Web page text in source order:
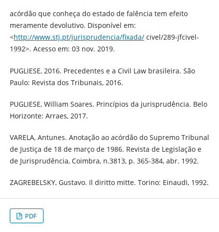
acórdão que conheça do estado de falência tem efeito
meramente devolutivo. Disponível em:
<http://www.stj.pt/jurisprudencia/fixada/civel/289-jfcivel-
1992>. Acesso em: 03 nov. 2019.
PUGLIESE, 2016. Precedentes e a Civil Law brasileira. São
Paulo: Revista dos Tribunais, 2016.
PUGLIESE, William Soares. Princípios da jurisprudência. Belo
Horizonte: Arraes, 2017.
VARELA, Antunes. Anotação ao acórdão do Supremo Tribunal
de Justiça de 18 de março de 1986. Revista de Legislação e
de Jurisprudência, Coimbra, n.3813, p. 365-384, abr. 1992.
ZAGREBELSKY, Gustavo. Il diritto mitte. Torino: Einaudi, 1992.
PDF